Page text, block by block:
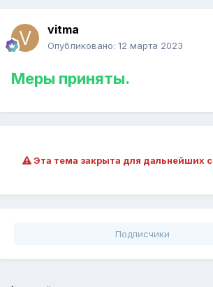
vitma
Опубликовано: 12 марта 2023
Меры приняты.
Эта тема закрыта для дальнейших
Подписчики